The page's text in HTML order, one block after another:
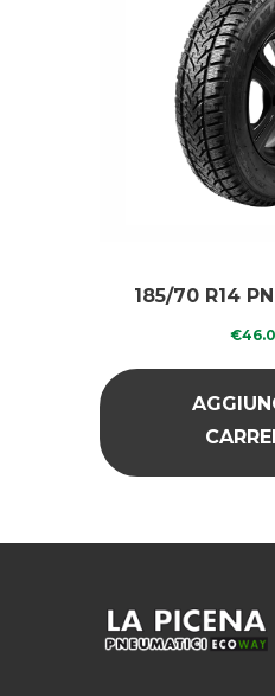
185/70 R14
RICOPERTO
€